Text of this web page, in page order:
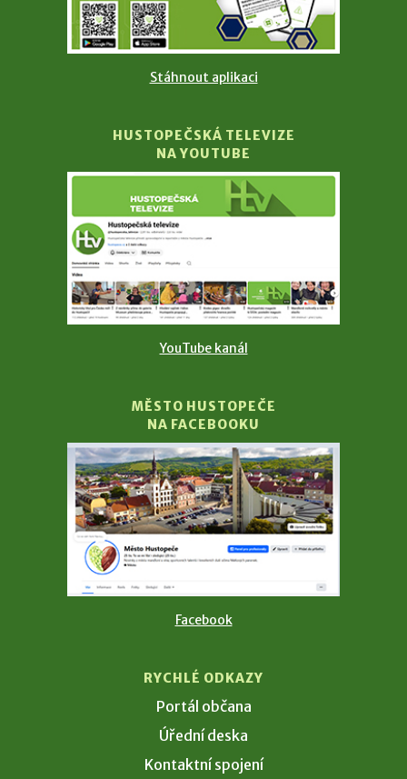
Stáhnout aplikaci
HUSTOPEČSKÁ TELEVIZE
NA YOUTUBE
YouTube kanál
MĚSTO HUSTOPEČE
NA FACEBOOKU
Facebook
RYCHLÉ ODKAZY
Portál občana
Úřední deska
Kontaktní spojení